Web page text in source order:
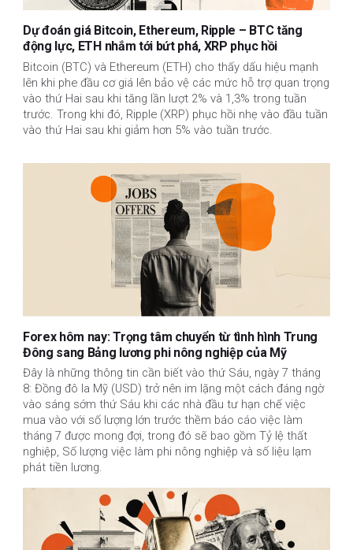
Dự đoán giá Bitcoin, Ethereum, Ripple – BTC tăng
động lực, ETH nhắm tới bứt phá, XRP phục hồi
Bitcoin (BTC) và Ethereum (ETH) cho thấy dấu hiệu mạnh
lên khi phe đầu cơ giá lên bảo vệ các mức hỗ trợ quan trọng
vào thứ Hai sau khi tăng lần lượt 2% và 1,3% trong tuần
trước. Trong khi đó, Ripple (XRP) phục hồi nhẹ vào đầu tuần
vào thứ Hai sau khi giảm hơn 5% vào tuần trước.
Forex hôm nay: Trọng tâm chuyển từ tình hình Trung
Đông sang Bảng lương phi nông nghiệp của Mỹ
Đây là những thông tin cần biết vào thứ Sáu, ngày 7 tháng
8: Đồng đô la Mỹ (USD) trở nên im lặng một cách đáng ngờ
vào sáng sớm thứ Sáu khi các nhà đầu tư hạn chế việc
mua vào với số lượng lớn trước thềm báo cáo việc làm
tháng 7 được mong đợi, trong đó sẽ bao gồm Tỷ lệ thất
nghiệp, Số lượng việc làm phi nông nghiệp và số liệu lạm
phát tiền lương.